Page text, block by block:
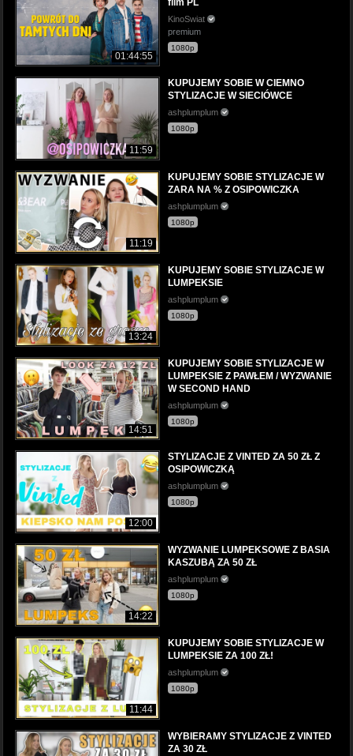
01:44:55
film PL
KinoSwiat
premium
1080p
11:59
KUPUJEMY SOBIE W CIEMNO
STYLIZACJE W SIECIÓWCE
ashplumplum
1080p
11:19
KUPUJEMY SOBIE STYLIZACJE W
ZARA NA % Z OSIPOWICZKA
ashplumplum
1080p
13:24
KUPUJEMY SOBIE STYLIZACJE W
LUMPEKSIE
ashplumplum
1080p
14:51
KUPUJEMY SOBIE STYLIZACJE W
LUMPEKSIE Z PAWŁEM / WYZWANIE
W SECOND HAND
ashplumplum
1080p
12:00
STYLIZACJE Z VINTED ZA 50 ZŁ Z
OSIPOWICZKĄ
ashplumplum
1080p
14:22
WYZWANIE LUMPEKSOWE Z BASIA
KASZUBĄ ZA 50 ZŁ
ashplumplum
1080p
11:44
KUPUJEMY SOBIE STYLIZACJE W
LUMPEKSIE ZA 100 ZŁ!
ashplumplum
1080p
WYBIERAMY STYLIZACJE Z VINTED
ZA 30 ZŁ